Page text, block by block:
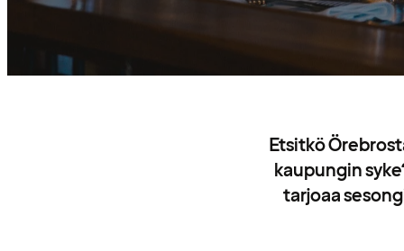
Etsitkö
kaupungin
tarjoaa